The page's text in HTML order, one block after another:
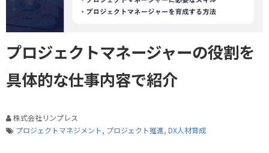
プロジェクトマネージャーの役割を
具体的な仕事内容で紹介
株式会社リンプレス
プロジェクトマネジメント プロジェクト推進 DX人材育成